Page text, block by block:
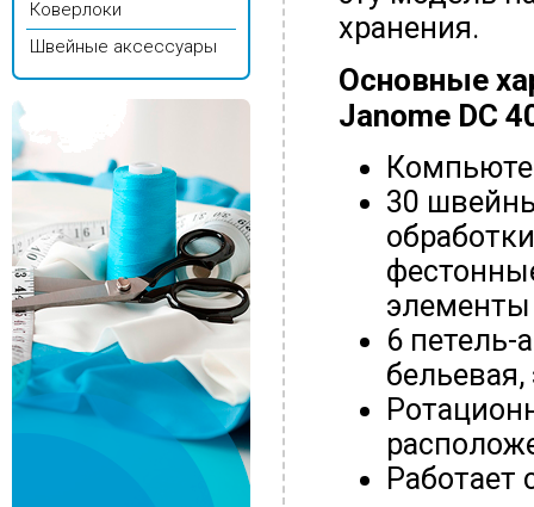
Коверлоки
Швейные аксессуары
хранения.
Основные
Janome DC
30
6 петель-
Работает